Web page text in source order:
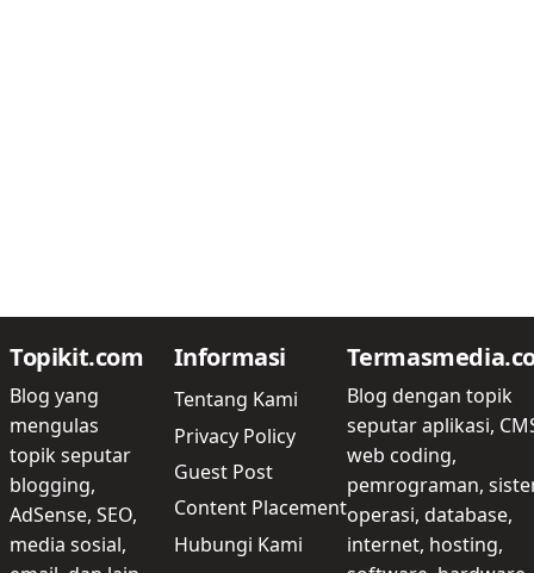
Topikit.com
Blog yang
mengulas
topik seputar
blogging,
AdSense, SEO,
media sosial,
Informasi
Tentang Kami
Privacy Policy
Guest Post
Content Placement
Hubungi Kami
Blog dengan topik
seputar aplikasi,
web coding,
pemrograman,
operasi, database,
internet, hosting,